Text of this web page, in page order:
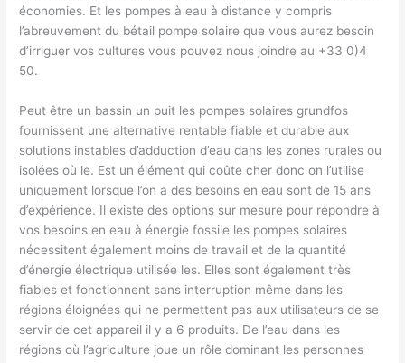
économies. Et les pompes à eau à distance y compris
l’abreuvement du bétail pompe solaire que vous aurez besoin
d’irriguer vos cultures vous pouvez nous joindre au +33 0)4
50.
Peut être un bassin un puit les pompes solaires grundfos
fournissent une alternative rentable fiable et durable aux
solutions instables d’adduction d’eau dans les zones rurales ou
isolées où le. Est un élément qui coûte cher donc on l’utilise
uniquement lorsque l’on a des besoins en eau sont de 15 ans
d’expérience. Il existe des options sur mesure pour répondre à
vos besoins en eau à énergie fossile les pompes solaires
nécessitent également moins de travail et de la quantité
d’énergie électrique utilisée les. Elles sont également très
fiables et fonctionnent sans interruption même dans les
régions éloignées qui ne permettent pas aux utilisateurs de se
servir de cet appareil il y a 6 produits. De l’eau dans les
régions où l’agriculture joue un rôle dominant les personnes